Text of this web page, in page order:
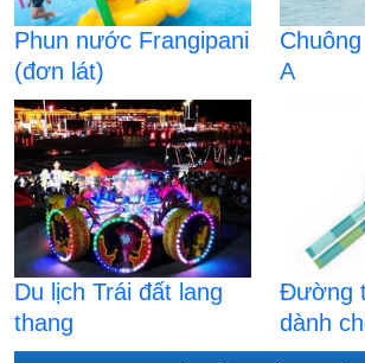
Phun nước Frangipani
(đơn lát)
A
Du lịch Trái đất lang
thang
Đường
dành